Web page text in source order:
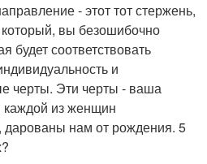
- этот тот стержень,
вы безошибочно
будет соответствовать
и
черты. Эти черты - ваша
из женщин
дарованы нам от рождения. 5